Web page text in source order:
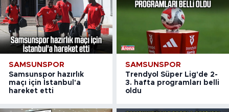
SAMSUNSPOR
Samsunspor hazırlık
maçı için İstanbul'a
hareket etti
SAMSUNSPOR
Trendyol Süper Lig'de 2-
3. hafta programları belli
oldu